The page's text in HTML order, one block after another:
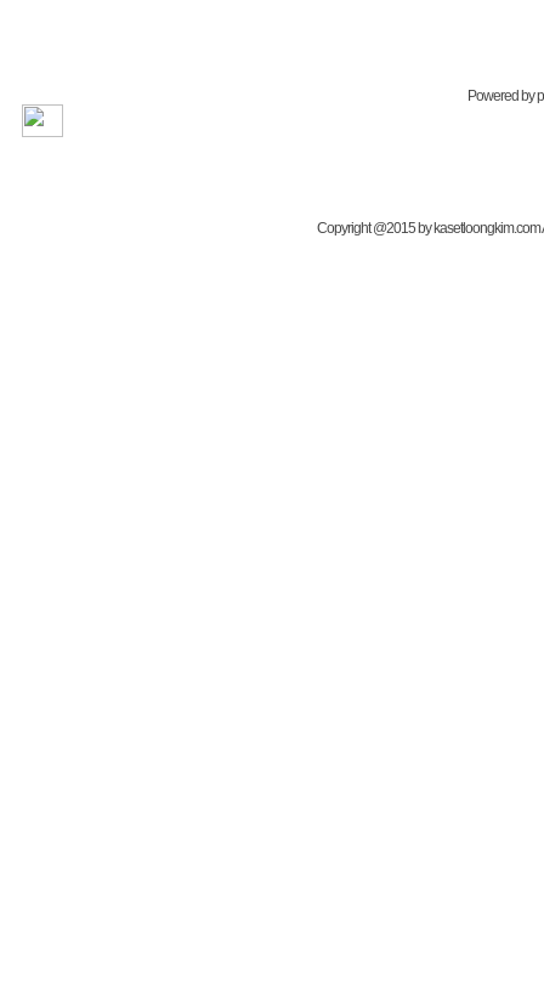
Powered by
Copyright @2015 by kasetloongkim.com